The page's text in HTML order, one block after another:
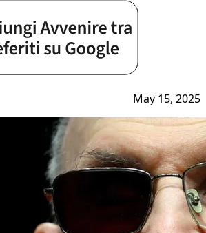
May 15, 2025